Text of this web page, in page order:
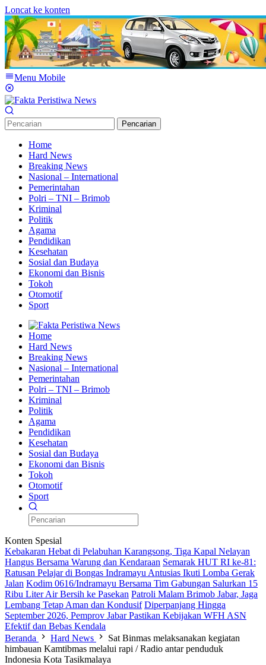
Loncat ke konten
Menu Mobile
Pencarian
Home
Hard News
Breaking News
Nasional – International
Pemerintahan
Polri – TNI – Brimob
Kriminal
Politik
Agama
Pendidikan
Kesehatan
Sosial dan Budaya
Ekonomi dan Bisnis
Tokoh
Otomotif
Sport
Home
Hard News
Breaking News
Nasional – International
Pemerintahan
Polri – TNI – Brimob
Kriminal
Politik
Agama
Pendidikan
Kesehatan
Sosial dan Budaya
Ekonomi dan Bisnis
Tokoh
Otomotif
Sport
Konten Spesial
Kebakaran Hebat di Pelabuhan Karangsong, Tiga Kapal Nelayan
Hangus Bersama Warung dan Kendaraan Semarak HUT RI ke-81:
Ratusan Pelajar di Bongas Indramayu Antusias Ikuti Lomba Gerak
Jalan Kodim 0616/Indramayu Bersama Tim Gabungan Salurkan 15
Ribu Liter Air Bersih ke Pasekan Patroli Malam Brimob Jabar, Jaga
Lembang Tetap Aman dan Kondusif Diperpanjang Hingga
September 2026, Pemprov Jabar Pastikan Kebijakan WFH ASN
Efektif dan Bebas Kendala
Beranda
Hard News
Sat Binmas melaksanakan kegiatan
himbauan Kamtibmas melalui rapi / Radio antar penduduk
Indonesia Kota Tasikmalaya